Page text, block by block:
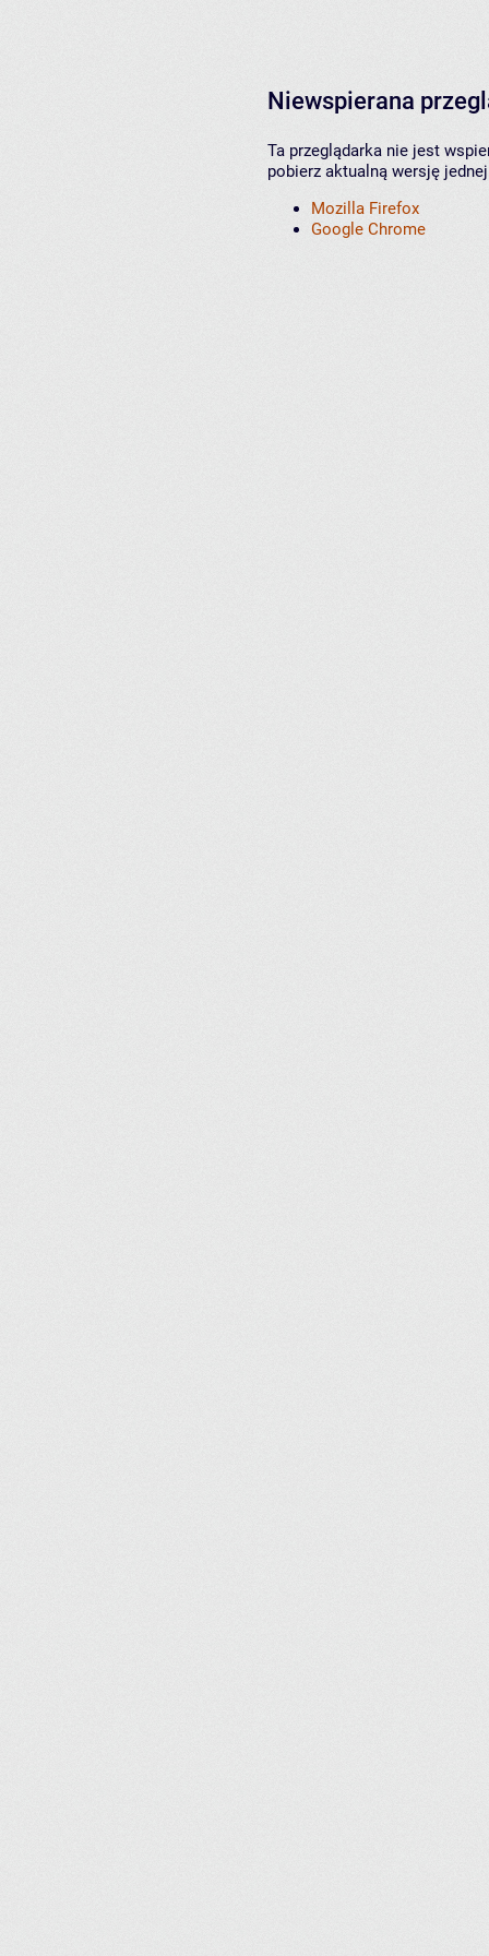
Niewspierana
Ta przeglądarka nie jest
pobierz aktualną wersję
Mozilla Firefox
Google Chrome